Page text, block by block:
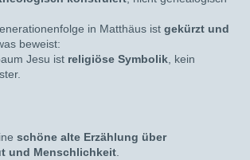
in Matthäus ist gekürzt und
beweist:
Jesu ist religiöse Symbolik, kein
schöne alte Erzählung über
und Menschlichkeit.